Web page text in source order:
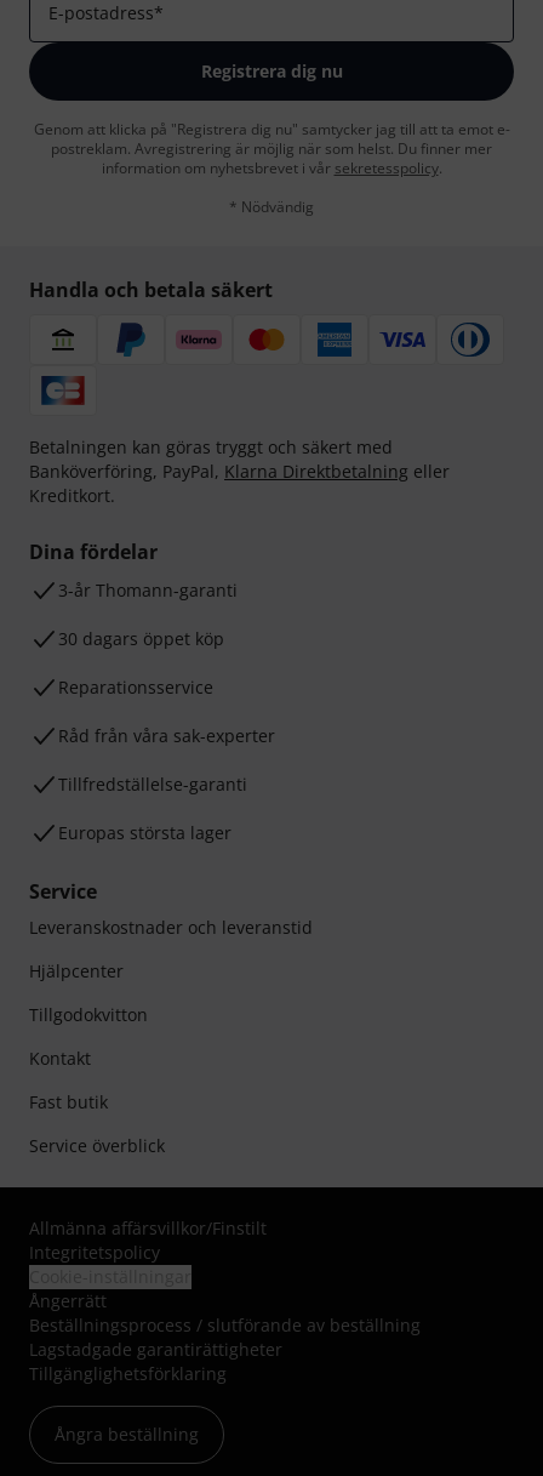
E-postadress*
Registrera dig nu
Genom att klicka på "Registrera dig nu" samtycker jag till att ta emot e-
postreklam. Avregistrering är möjlig när som helst. Du finner mer
information om nyhetsbrevet i vår sekretesspolicy.
* Nödvändig
Handla och betala säkert
Betalningen kan göras tryggt och säkert med
Banköverföring, PayPal, Klarna Direktbetalning eller
Kreditkort.
Dina fördelar
3-år Thomann-garanti
30 dagars öppet köp
Reparationsservice
Råd från våra sak-experter
Tillfredställelse-garanti
Europas största lager
Service
Leveranskostnader och leveranstid
Hjälpcenter
Tillgodokvitton
Kontakt
Fast butik
Service överblick
Allmänna affärsvillkor/Finstilt
Integritetspolicy
Ångerrätt
Beställningsprocess / slutförande av beställning
Lagstadgade garantirättigheter
Tillgänglighetsförklaring
Ångra beställning